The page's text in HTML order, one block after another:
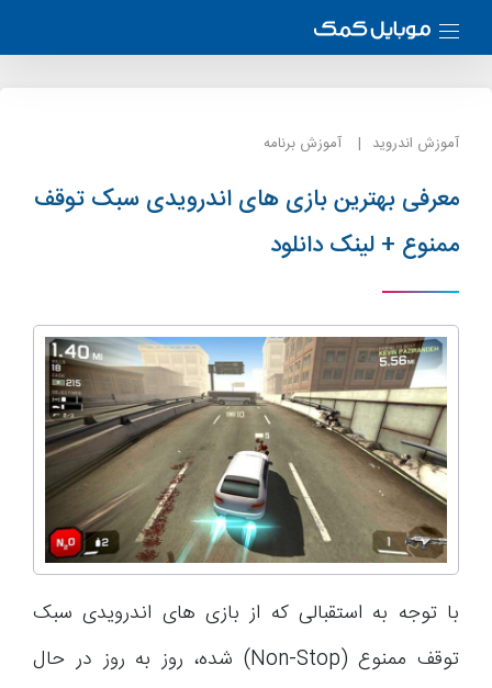
آموزش اندروید آموزش برنامه
معرفی بهترین بازی های اندرویدی سبک توقف
ممنوع + لینک دانلود
با توجه به استقبالی که از بازی های اندرویدی سبک
توقف ممنوع (Non-Stop) شده، روز به روز در حال